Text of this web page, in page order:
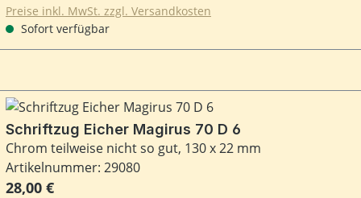
Preise inkl. MwSt. zzgl. Versandkosten
Sofort verfügbar
Schriftzug Eicher Magirus 70 D 6
Chrom teilweise nicht so gut, 130 x 22 mm
Artikelnummer: 29080
Regulärer Preis:
28,00 €